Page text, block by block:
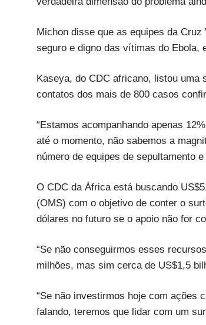
Michon disse que as equipes da
seguro e digno das vítimas do Ebola,
Kaseya, do CDC africano, listou
contatos dos mais de 800 casos
“Estamos acompanhando apenas
até o momento, não sabemos a
número de equipes de sepultamento
O CDC da África está buscando
(OMS) com o objetivo de conter o
dólares no futuro se o apoio não for
“Se não conseguirmos esses
milhões, mas sim cerca de US$1,5
“Se não investirmos hoje com ações
falando, teremos que lidar com um